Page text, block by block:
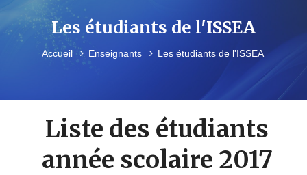
Les étudiants de l'ISSEA
Accueil Enseignants Les étudiants de l'ISSEA
Liste des étudiants
année scolaire 2017